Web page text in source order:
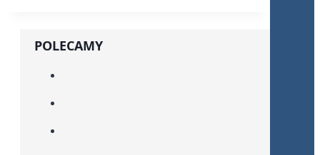
POLECAMY